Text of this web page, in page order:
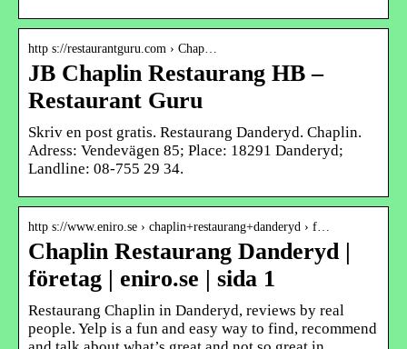
http s://restaurantguru.com › Chap…
JB Chaplin Restaurang HB –
Restaurant Guru
Skriv en post gratis. Restaurang Danderyd. Chaplin.
Adress: Vendevägen 85; Place: 18291 Danderyd;
Landline: 08-755 29 34.
http s://www.eniro.se › chaplin+restaurang+danderyd › f…
Chaplin Restaurang Danderyd |
företag | eniro.se | sida 1
Restaurang Chaplin in Danderyd, reviews by real
people. Yelp is a fun and easy way to find, recommend